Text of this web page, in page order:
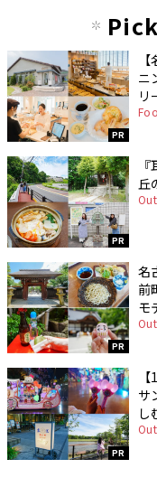
PR
ニ
リ
PR
丘
PR
名
前
モ
PR
サ
し